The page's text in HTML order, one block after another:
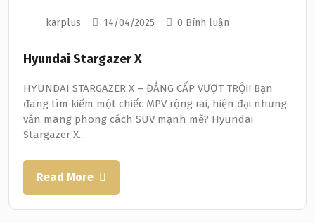
karplus 14/04/2025 0 Bình luận
Hyundai Stargazer X
HYUNDAI STARGAZER X – ĐẲNG CẤP VƯỢT TRỘI! Bạn
đang tìm kiếm một chiếc MPV rộng rãi, hiện đại nhưng
vẫn mang phong cách SUV mạnh mẽ? Hyundai
Stargazer X...
Read More